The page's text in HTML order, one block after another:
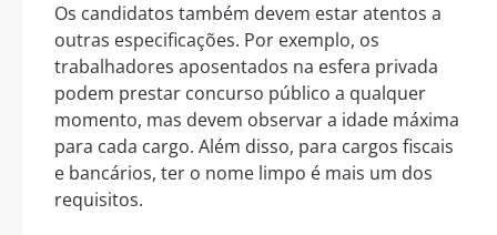
Os candidatos também devem estar atentos a
outras especificações. Por exemplo, os
trabalhadores aposentados na esfera privada
podem prestar concurso público a qualquer
momento, mas devem observar a idade máxima
para cada cargo. Além disso, para cargos fiscais
e bancários, ter o nome limpo é mais um dos
requisitos.